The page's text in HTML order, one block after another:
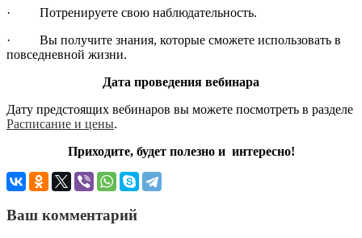
· Потренируете свою наблюдательность.
· Вы получите знания, которые сможете использовать в
повседневной жизни.
Дата проведения вебинара
Дату предстоящих вебинаров вы можете посмотреть в разделе
Расписание и цены.
Приходите, будет полезно и интересно!
Ваш комментарий